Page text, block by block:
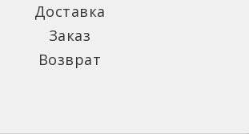
Доставка
Заказ
Возврат